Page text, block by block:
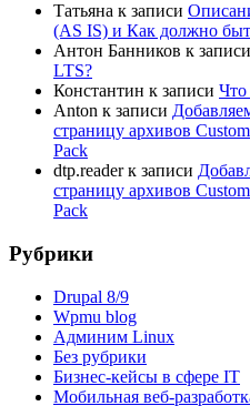
Татьяна к записи
(AS IS) и Как должно
Антон Банников к записи
LTS?
Константин к записи Что
Anton к записи
страницу архивов
Pack
dtp.readerк записи
страницу архивов
Pack
Рубрики
Drupal 8/9
Wpmu blog
Админим Linux
Без рубрики
Бизнес-кейсы в сфере IT
Мобильная веб-